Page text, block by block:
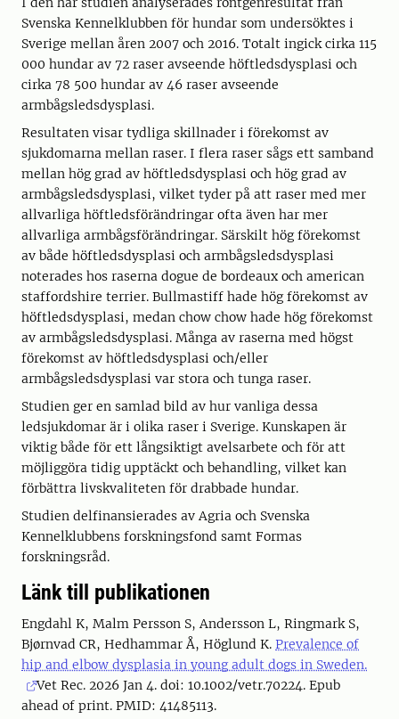
Svenska Kennelklubben för hundar som undersöktes i
Sverige mellan åren 2007 och 2016. Totalt ingick cirka 115
000 hundar av 72 raser avseende höftledsdysplasi och
cirka 78 500 hundar av 46 raser avseende
armbågsledsdysplasi.
Resultaten visar tydliga skillnader i förekomst av
sjukdomarna mellan raser. I flera raser sågs ett samband
mellan hög grad av höftledsdysplasi och hög grad av
armbågsledsdysplasi, vilket tyder på att raser med mer
allvarliga höftledsförändringar ofta även har mer
allvarliga armbågsförändringar. Särskilt hög förekomst
av både höftledsdysplasi och armbågsledsdysplasi
noterades hos raserna dogue de bordeaux och american
staffordshire terrier. Bullmastiff hade hög förekomst av
höftledsdysplasi, medan chow chow hade hög förekomst
av armbågsledsdysplasi. Många av raserna med högst
förekomst av höftledsdysplasi och/eller
armbågsledsdysplasi var stora och tunga raser.
Studien ger en samlad bild av hur vanliga dessa
ledsjukdomar är i olika raser i Sverige. Kunskapen är
viktig både för ett långsiktigt avelsarbete och för att
möjliggöra tidig upptäckt och behandling, vilket kan
förbättra livskvaliteten för drabbade hundar.
Studien delfinansierades av Agria och Svenska
Kennelklubbens forskningsfond samt Formas
forskningsråd.
Länk till publikationen
Engdahl K, Malm Persson S, Andersson L, Ringmark S,
Bjørnvad CR, Hedhammar Å, Höglund K. Prevalence of
hip and elbow dysplasia in young adult dogs in Sweden.
Vet Rec. 2026 Jan 4. doi: 10.1002/vetr.70224. Epub
ahead of print. PMID: 41485113.